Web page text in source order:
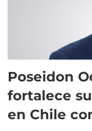
Poseidon
fortalece
en Chile